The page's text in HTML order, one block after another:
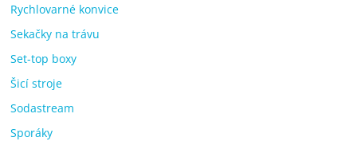
Rychlovarné konvice
Sekačky na trávu
Set-top boxy
Šicí stroje
Sodastream
Sporáky